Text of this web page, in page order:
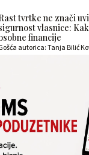
tvrtke ne znači
vlasnice:
financije
autorica: Tanja Bilić